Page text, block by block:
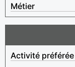
Métier
Activité préférée